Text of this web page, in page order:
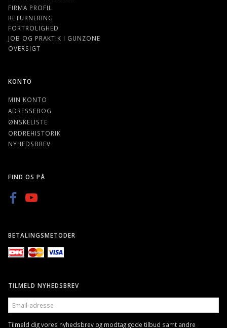
FIRMA PROFIL
RETURNERING
FORTROLIGHED
JOB OG PRAKTIK I GUNZONE
OVERSIGT
KONTO
MIN KONTO
ADRESSEBOG
ØNSKELISTE
ORDREHISTORIK
NYHEDSBREV
FIND OS PÅ
BETALINGSMETODER
TILMELD NYHEDSBREV
EMAIL-
ADRESSE
Tilmeld dig vores nyhedsbrev og modtag gode tilbud samt andre